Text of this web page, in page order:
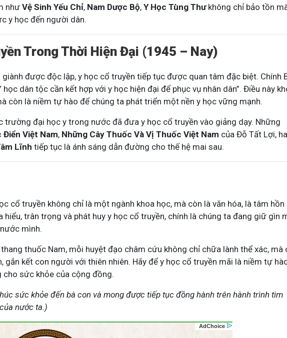
nhưVệ Sinh Yếu Chỉ, Nam Dược Bộ, Y Học Tùng Thưkhông chỉ bảo tồn
y học đến người dân.
Trong Thời Hiện Đại (1945 – Nay)
giành được độc lập, y học cổ truyền tiếp tục được quan tâm đặc biệt. Chính
học dân tộc cần kết hợp với y học hiện đại để phục vụ nhân dân”. Điều này
còn là niềm tự hào để chúng ta phát triển một nền y học vững mạnh.
trường đại học y trong nước đã đưa y học cổ truyền vào giảng dạy. Những
Điển Việt Nam, Những Cây Thuốc Và Vị Thuốc Việt Nam của Đỗ Tất Lợi,
Lĩnh tiếp tục là ánh sáng dẫn đường cho thế hệ mai sau.
cổ truyền không chỉ là một ngành khoa học, mà còn là văn hóa, là tâm hồn
hiểu, trân trọng và phát huy y học cổ truyền, chính là chúng ta đang giữ gìn
mình.
thuốc Nam, mỗi huyệt đạo châm cứu không chỉ chữa lành thể xác, mà
gắn kết con người với thiên nhiên. Hãy để y học cổ truyền mãi là niềm tự
cho sức khỏe của cộng đồng.
sức khỏe đến bà con và mong được tiếp tục đồng hành trên hành trình tìm
nước ta.)